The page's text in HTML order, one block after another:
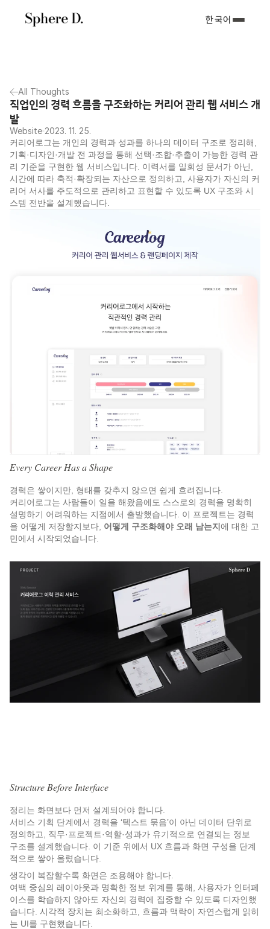
한국어
All Thoughts
직업인의 경력 흐름을 구조화하는 커리어 관리 웹 서비스 개
발
Website 2023. 11. 25.
커리어로그는 개인의 경력과 성과를 하나의 데이터 구조로 정리해,
기획·디자인·개발 전 과정을 통해 선택·조합·추출이 가능한 경력 관
리 기준을 구현한 웹 서비스입니다. 이력서를 일회성 문서가 아닌,
시간에 따라 축적·확장되는 자산으로 정의하고, 사용자가 자신의 커
리어 서사를 주도적으로 관리하고 표현할 수 있도록 UX 구조와 시
스템 전반을 설계했습니다.
Every Career Has a Shape
경력은 쌓이지만, 형태를 갖추지 않으면 쉽게 흐려집니다.
커리어로그는 사람들이 일을 해왔음에도 스스로의 경력을 명확히
설명하기 어려워하는 지점에서 출발했습니다. 이 프로젝트는 경력
을 어떻게 저장할지보다, 어떻게 구조화해야 오래 남는지 에 대한 고
민에서 시작되었습니다.
Structure Before Interface
정리는 화면보다 먼저 설계되어야 합니다.
서비스 기획 단계에서 경력을 ‘텍스트 묶음’이 아닌 데이터 단위로
정의하고, 직무·프로젝트·역할·성과가 유기적으로 연결되는 정보
구조를 설계했습니다. 이 기준 위에서 UX 흐름과 화면 구성을 단계
적으로 쌓아 올렸습니다.
생각이 복잡할수록 화면은 조용해야 합니다.
여백 중심의 레이아웃과 명확한 정보 위계를 통해, 사용자가 인터페
이스를 학습하지 않아도 자신의 경력에 집중할 수 있도록 디자인했
습니다. 시각적 장치는 최소화하고, 흐름과 맥락이 자연스럽게 읽히
는 UI를 구현했습니다.